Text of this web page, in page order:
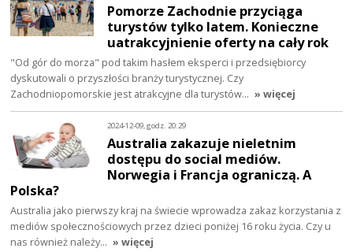
Pomorze Zachodnie przyciąga
turystów tylko latem. Konieczne
uatrakcyjnienie oferty na cały rok
"Od gór do morza" pod takim hasłem eksperci i przedsiębiorcy
dyskutowali o przyszłości branży turystycznej. Czy
Zachodniopomorskie jest atrakcyjne dla turystów… » więcej
2024-12-09, godz. 20:29
Australia zakazuje nieletnim
dostępu do social mediów.
Norwegia i Francja ograniczą. A
Polska?
Australia jako pierwszy kraj na świecie wprowadza zakaz korzystania z
mediów społecznościowych przez dzieci poniżej 16 roku życia. Czy u
nas również należy… » więcej